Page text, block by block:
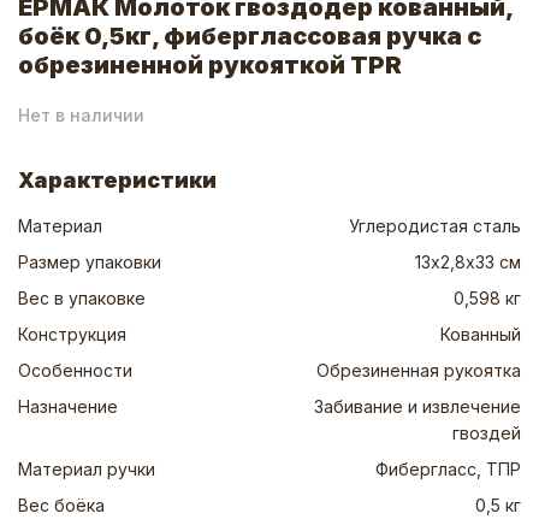
ЕРМАК Молоток гвоздодер кованный,
боёк 0,5кг, фиберглассовая ручка с
обрезиненной рукояткой TPR
Нет в наличии
Характеристики
Материал
Углеродистая сталь
Размер упаковки
13х2,8х33 см
Вес в упаковке
0,598 кг
Конструкция
Кованный
Особенности
Обрезиненная рукоятка
Назначение
Забивание и извлечение
гвоздей
Материал ручки
Фибергласс, ТПР
Вес боёка
0,5 кг